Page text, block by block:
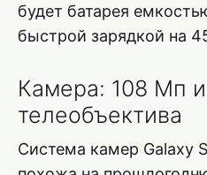
будет батарея
быстрой зарядкой на
Камера: 108 Мп
телеобъектива
Система камер Galaxy